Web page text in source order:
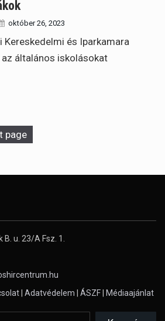
október 26, 2023
Kereskedelmi és Iparkamara
általános iskolásokat
page
u. 23/A Fsz. 1.
Adatvédelem ÁSZF Médiaajánlat